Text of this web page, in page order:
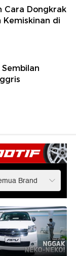
Cara Dongkrak
Kemiskinan di